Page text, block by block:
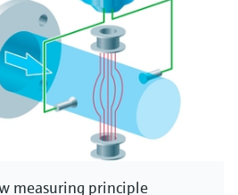
measuring principle